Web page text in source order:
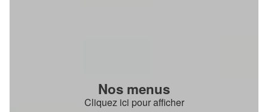
Nos menus
Cliquez ici pour afficher